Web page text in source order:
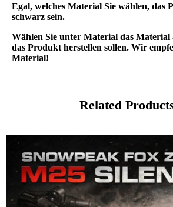
Egal, welches Material Sie wählen, das
schwarz sein.
Wählen Sie unter Material das Material
das Produkt herstellen sollen. Wir
Material!
Related